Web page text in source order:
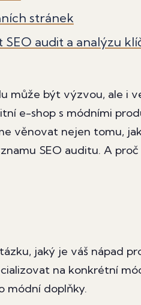
stránek
audit a analýzu
může být výzvou, ale i
e-shop s módními
věnovat nejen tomu,
SEO auditu. A
jaký je váš nápad
na konkrétní
módní doplňky.